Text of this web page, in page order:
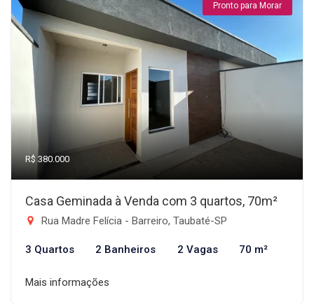
Pronto para Morar
R$ 380.000
Casa Geminada à Venda com 3 quartos, 70m²
Rua Madre Felícia - Barreiro, Taubaté-SP
3 Quartos 2 Banheiros 2 Vagas 70 m²
Mais informações